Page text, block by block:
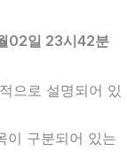
02일 23시42분
으로 설명되어 있
이 구분되어 있는